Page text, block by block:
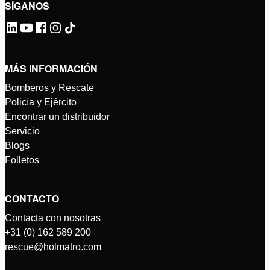
SÍGANOS
MÁS INFORMACIÓN
Bomberos y Rescate
Policía y Ejército
Encontrar un distribuidor
Servicio
Blogs
Folletos
CONTACTO
Contacta con nosotras
+31 (0) 162 589 200
rescue@holmatro.com